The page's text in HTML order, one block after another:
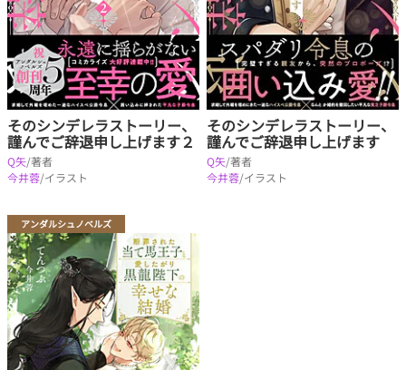
そのシンデレラストーリー、
謹んでご辞退申し上げます２
Q矢/著者
今井蓉/イラスト
そのシンデレラストーリー、
謹んでご辞退申し上げます
Q矢/著者
今井蓉/イラスト
アンダルシュノベルズ